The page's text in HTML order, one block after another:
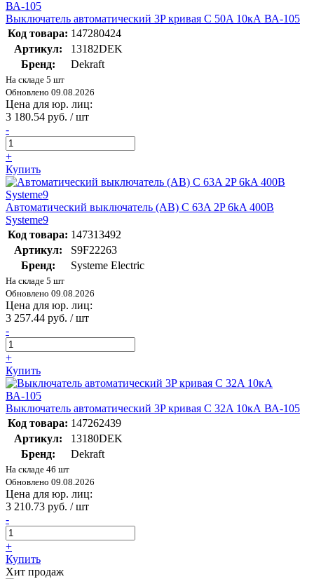
Выключатель автоматический 3P кривая C 50A 10кА ВА-105
Код товара: 147280424
Артикул:
13182DEK
Бренд:
Dekraft
На складе 5 шт
Обновлено 09.08.2026
Цена для юр. лиц:
3 180.54 руб. / шт
-
+
Купить
Автоматический выключатель (АВ) C 63A 2P 6kA 400В
Systeme9
Код товара: 147313492
Артикул:
S9F22263
Бренд:
Systeme Electric
На складе 5 шт
Обновлено 09.08.2026
Цена для юр. лиц:
3 257.44 руб. / шт
-
+
Купить
Выключатель автоматический 3P кривая C 32A 10кА ВА-105
Код товара: 147262439
Артикул:
13180DEK
Бренд:
Dekraft
На складе 46 шт
Обновлено 09.08.2026
Цена для юр. лиц:
3 210.73 руб. / шт
-
+
Купить
Хит продаж